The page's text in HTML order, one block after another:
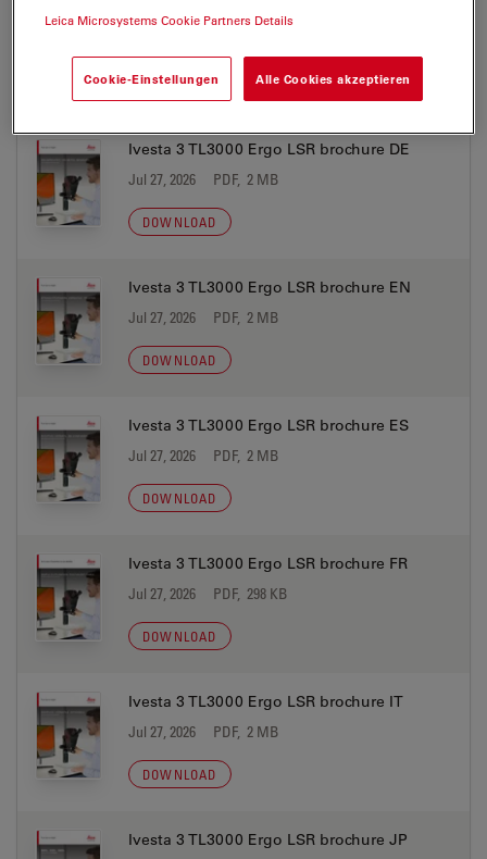
DOWNLOAD
Ivesta 3 TL3000 Ergo LSR brochure DE
Jul 27, 2026 PDF, 2 MB
DOWNLOAD
Ivesta 3 TL3000 Ergo LSR brochure EN
Jul 27, 2026 PDF, 2 MB
DOWNLOAD
Ivesta 3 TL3000 Ergo LSR brochure ES
Jul 27, 2026 PDF, 2 MB
DOWNLOAD
Ivesta 3 TL3000 Ergo LSR brochure FR
Jul 27, 2026 PDF, 298 KB
DOWNLOAD
Ivesta 3 TL3000 Ergo LSR brochure IT
Jul 27, 2026 PDF, 2 MB
DOWNLOAD
Ivesta 3 TL3000 Ergo LSR brochure JP
Leica Microsystems Cookie Partners Details
Cookie-Einstellungen Alle Cookies akzeptieren